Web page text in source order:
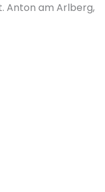
Anton am Arlberg,